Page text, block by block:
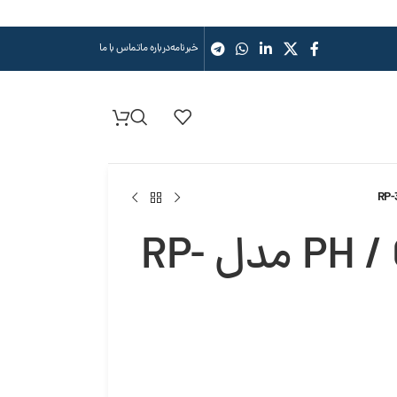
خبرنامهدرباره ماتماس با ما
کنترل کننده PH / ORP / TEMP مدل RP-